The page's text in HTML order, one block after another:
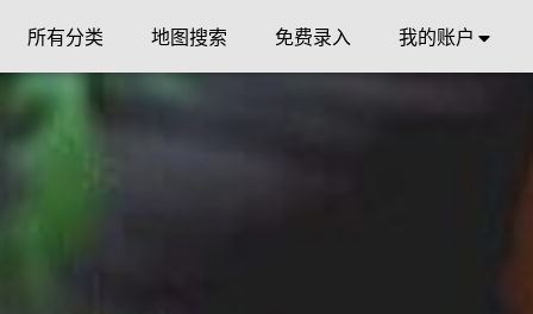
所有分类 地图搜索 免费录入 我的账户